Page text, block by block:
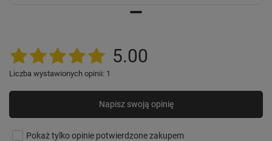
5.00
Liczba wystawionych opinii: 1
Napisz swoją opinię
Pokaż tylko opinie potwierdzone zakupem